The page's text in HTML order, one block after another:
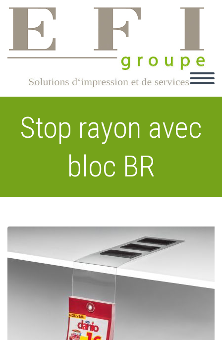
Stop rayon avec
bloc BR